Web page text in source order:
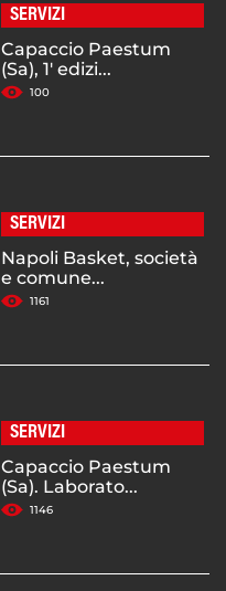
SERVIZI
Capaccio Paestum
(Sa), 1' edizi...
100
SERVIZI
Napoli Basket, società
e comune...
1161
SERVIZI
Capaccio Paestum
(Sa). Laborato...
1146